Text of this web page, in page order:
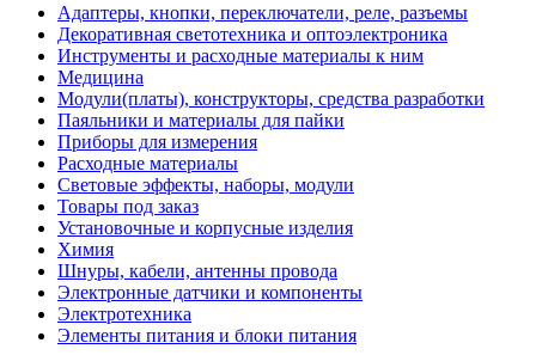
Адаптеры, кнопки, переключатели, реле, разъемы
Декоративная светотехника и оптоэлектроника
Инструменты и расходные материалы к ним
Медицина
Модули(платы), конструкторы, средства разработки
Паяльники и материалы для пайки
Приборы для измерения
Расходные материалы
Световые эффекты, наборы, модули
Товары под заказ
Установочные и корпусные изделия
Химия
Шнуры, кабели, антенны провода
Электронные датчики и компоненты
Электротехника
Элементы питания и блоки питания